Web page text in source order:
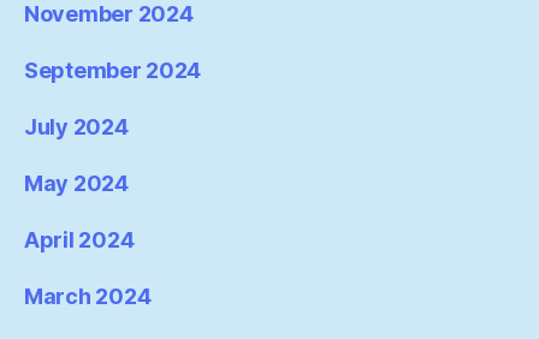
November 2024
September 2024
July 2024
May 2024
April 2024
March 2024